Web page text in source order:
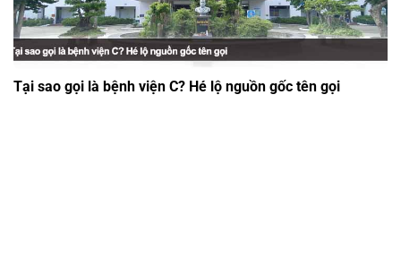
Tại sao gọi là bệnh viện C? Hé lộ nguồn gốc tên gọi